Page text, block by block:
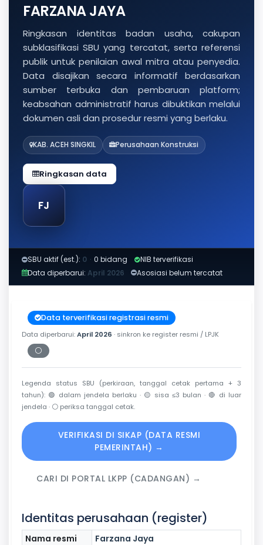
FARZANA JAYA
Ringkasan identitas badan usaha, cakupan
subklasifikasi SBU yang tercatat, serta referensi
publik untuk penilaian awal mitra atau penyedia.
Data disajikan secara informatif berdasarkan
sumber terbuka dan pembaruan platform;
keabsahan administratif harus dibuktikan melalui
dokumen asli dan prosedur resmi yang berlaku.
KAB. ACEH SINGKIL Perusahaan Konstruksi
Ringkasan data
FJ
SBU aktif (est.): 0 · 0 bidang
NIB terverifikasi
Data diperbarui: April 2026 Asosiasi belum tercatat
Data terverifikasi registrasi resmi
Data diperbarui:April 2026 · sinkron ke register resmi / LPJK
⚪
Periksa tanggal cetak
Legenda status SBU (perkiraan, tanggal cetak pertama + 3
tahun): 🟢 dalam jendela berlaku · 🟡 sisa ≤3 bulan · 🔴 di luar
jendela · ⚪ periksa tanggal cetak.
VERIFIKASI DI SIKAP (DATA RESMI
PEMERINTAH) →
CARI DI PORTAL LKPP (CADANGAN) →
Identitas perusahaan (register)
Nama resmi
Farzana Jaya